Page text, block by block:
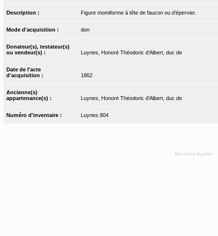
Description : Figure momiforme à tête de faucon ou d’épervier.
Mode d'acquisition : don
Donateur(s), testateur(s)
ou vendeur(s) :
Luynes, Honoré Théodoric d’Albert, duc de
Date de l'acte
d'acquisition :
1862
Ancienne(s)
appartenance(s) :
Luynes, Honoré Théodoric d’Albert, duc de
Numéro d'inventaire : Luynes.904
Mentions légales